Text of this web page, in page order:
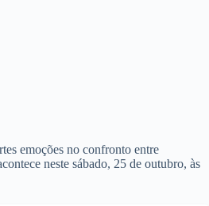
emoções no confronto entre
neste sábado, 25 de outubro, às